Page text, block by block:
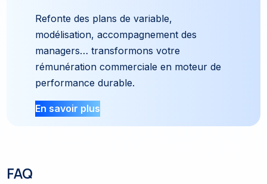
Refonte des plans de variable,
modélisation, accompagnement des
managers… transformons votre
rémunération commerciale en moteur de
performance durable.
En savoir plus
FAQ